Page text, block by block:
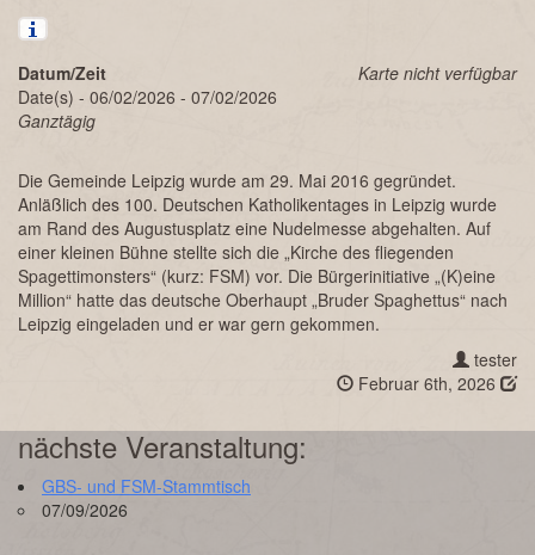
Karte nicht verfügbar
Datum/Zeit
Date(s) - 06/02/2026 - 07/02/2026
Ganztägig
Die Gemeinde Leipzig wurde am 29. Mai 2016 gegründet.
Anläßlich des 100. Deutschen Katholikentages in Leipzig wurde
am Rand des Augustusplatz eine Nudelmesse abgehalten. Auf
einer kleinen Bühne stellte sich die „Kirche des fliegenden
Spagettimonsters“ (kurz: FSM) vor. Die Bürgerinitiative „(K)eine
Million“ hatte das deutsche Oberhaupt „Bruder Spaghettus“ nach
Leipzig eingeladen und er war gern gekommen.
tester
Februar 6th, 2026
nächste Veranstaltung:
GBS- und FSM-Stammtisch
07/09/2026